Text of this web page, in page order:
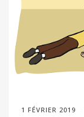
1 FÉVRIER 2019